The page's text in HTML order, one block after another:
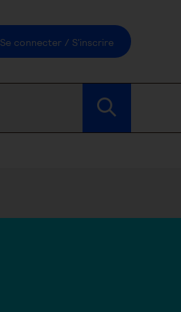
Se connecter / S'inscrire